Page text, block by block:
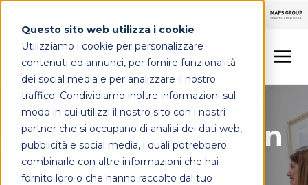
Questo sito web utilizza i cookie
Utilizziamo i cookie per personalizzare
contenuti ed annunci, per fornire funzionalità
dei social media e per analizzare il nostro
traffico. Condividiamo inoltre informazioni sul
modo in cui utilizzi il nostro sito con i nostri
partner che si occupano di analisi dei dati web,
pubblicità e social media, i quali potrebbero
combinarle con altre informazioni che hai
fornito loro o che hanno raccolto dal tuo
LINEE DI OFFERTA
MAPS HEALTHCARE
FOCUS
Gestione pazienti
Interoperabilità in
sanità: come